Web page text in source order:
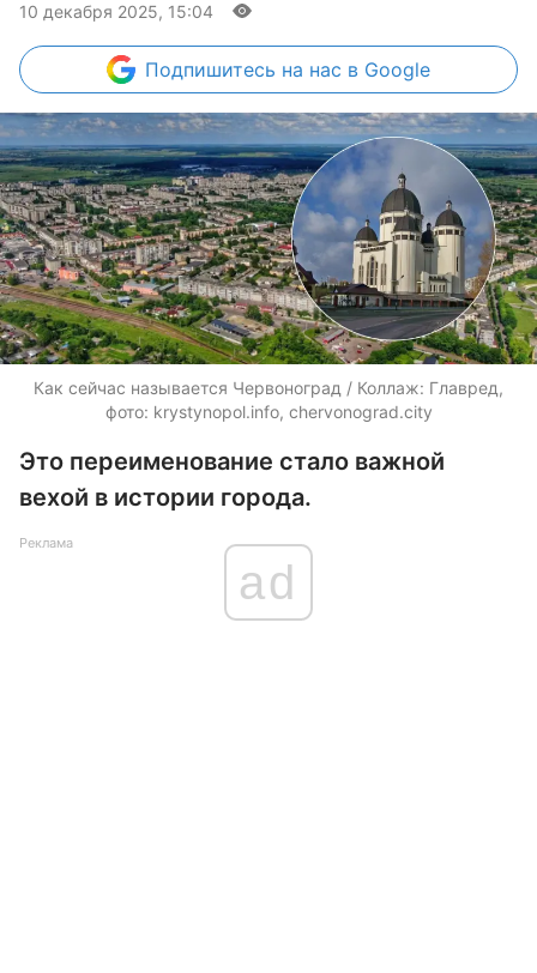
10 декабря 2025, 15:04
Подпишитесь на нас в Google
Как сейчас называется Червоноград / Коллаж: Главред,
фото: krystynopol.info, chervonograd.city
Это переименование стало важной
вехой в истории города.
Реклама
ad